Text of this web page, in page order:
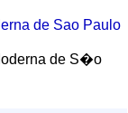
de Sao Paulo
de S�o